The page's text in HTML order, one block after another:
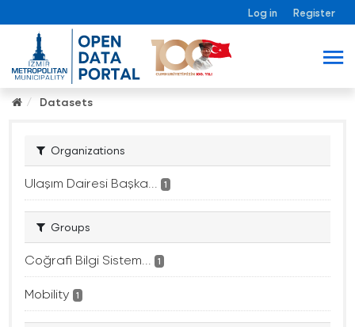
Log in Register
Datasets
Organizations
Ulaşım Dairesi Başka... 1
Groups
Coğrafi Bilgi Sistem... 1
Mobility 1